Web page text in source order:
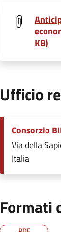
KB)
Ufficio
Consorzio
Via della
Italia
Formati